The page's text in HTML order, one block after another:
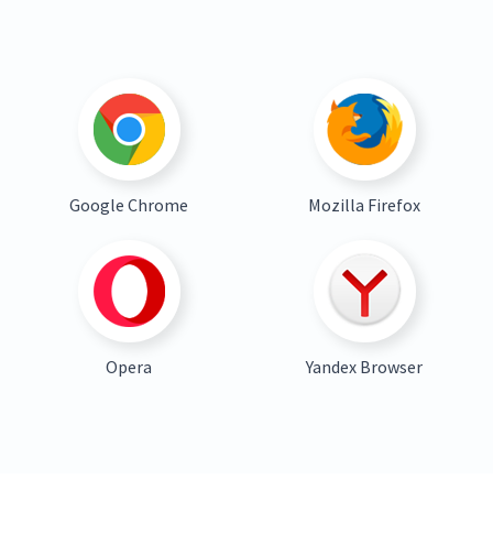
Google Chrome Mozilla Firefox
Opera Yandex Browser